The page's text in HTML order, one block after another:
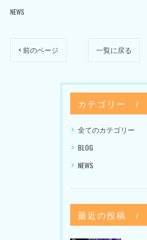
NEWS
< 前のページ 一覧に戻る
カテゴリー
全てのカテゴリー
BLOG
NEWS
最近の投稿